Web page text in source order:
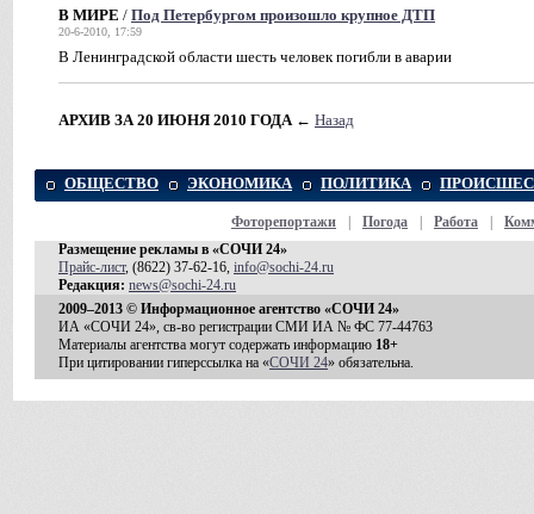
В МИРЕ / Под Петербургом произошло крупное ДТП
20-6-2010, 17:59
В Ленинградской области шесть человек погибли в аварии
АРХИВ ЗА 20 ИЮНЯ 2010 ГОДА ← Назад
ОБЩЕСТВО ЭКОНОМИКА ПОЛИТИКА
Фоторепортажи Погода Работа
Размещение рекламы в «СОЧИ 24»
Прайс-лист, (8622) 37-62-16, info@sochi-24.ru
Редакция: news@sochi-24.ru
2009–2013 © Информационное агентство «СОЧИ 24»
ИА «СОЧИ 24», св-во регистрации СМИ ИА № ФС 77-44763
Материалы агентства могут содержать информацию 18+
При цитировании гиперссылка на «СОЧИ 24» обязательна.